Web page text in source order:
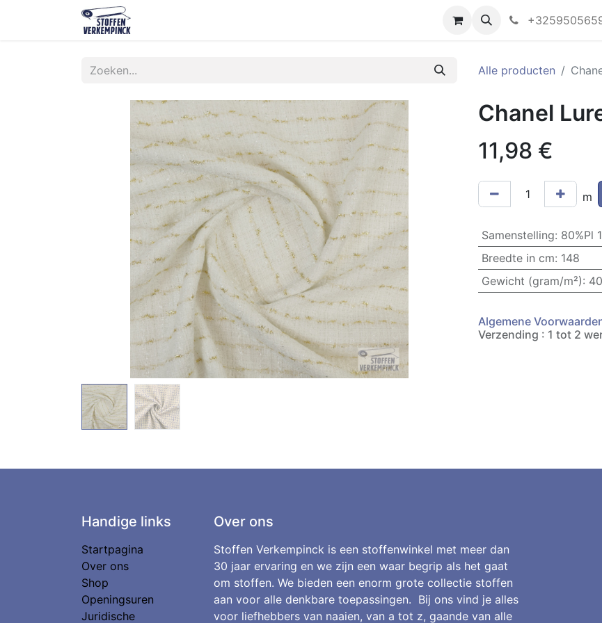
Alle producten
Chanel
11,98 €
m
Samenstelling: 80%Pl
Breedte in cm: 148
Gewicht (gram/m²):
Algemene
Verzending : 1 tot 2
Handige links
Startpagina
Over ons
Shop
Openingsuren
Juridische
Over ons
Stoffen Verkempinck is een stoffenwinkel met meer dan
30 jaar ervaring en we zijn een waar begrip als het gaat
om stoffen. We bieden een enorm grote collectie stoffen
aan voor alle denkbare toepassingen. Bij ons vind je alles
voor liefhebbers van naaien, van a tot z, gaande van alle